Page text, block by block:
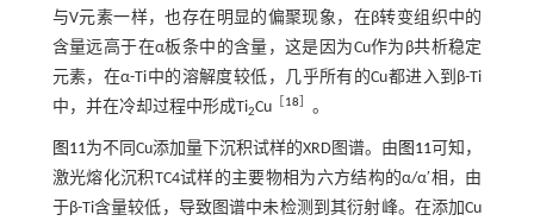
与V元素一样，也存在明显的偏聚现象，在β转变组织中的
含量远高于在α板条中的含量，这是因为Cu作为β共析稳定
元素，在α-Ti中的溶解度较低，几乎所有的Cu都进入到β-Ti
中，并在冷却过程中形成Ti2Cu［ 18 。
图11为不同Cu添加量下沉积试样的XRD图谱。由 图11可知，
激光熔化沉积TC4试样的主要物相为六方结构的α/α′相，由
于β-Ti含量较低，导致图谱中未检测到其衍射峰。在添加Cu